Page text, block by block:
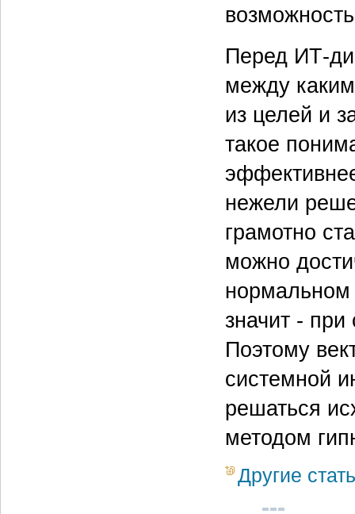
Перед ИТ-
между
из целей и
такое
нежели
грамотно
можно
нормальном
значит -
Поэтому
системной
решаться
методом
Другие